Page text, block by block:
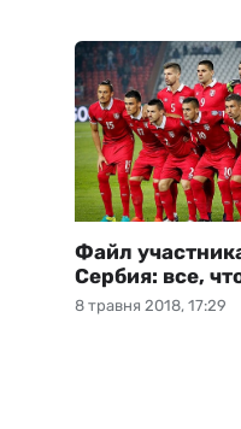
8 травня 2018, 17:29
Файл
Сербия: все,